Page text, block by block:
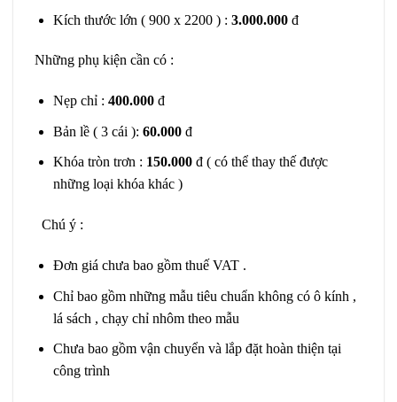
Kích thước lớn ( 900 x 2200 ) : 3.000.000đ
Những phụ kiện cần có :
Nẹp chỉ : 400.000đ
Bản lề ( 3 cái ): 60.000đ
Khóa tròn trơn : 150.000đ ( có thể thay thế được
những loại khóa khác )
Chú ý :
Đơn giá chưa bao gồm thuế VAT .
Chỉ bao gồm những mẫu tiêu chuẩn không có ô kính ,
lá sách , chạy chỉ nhôm theo mẫu
Chưa bao gồm vận chuyển và lắp đặt hoàn thiện tại
công trình